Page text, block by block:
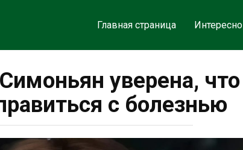
Главная страница Интересно
уверена, что
с болезнью